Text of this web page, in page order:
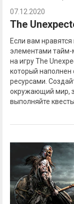
07.12.2020
The
Если вам
элементами тайм-
на игру The
который
ресурсами.
окружающий мир,
выполняйте